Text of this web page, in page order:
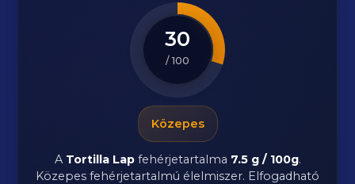
30
/ 100
Közepes
A Tortilla Lapfehérjetartalma 7.5 g / 100g.
Közepes fehérjetartalmú élelmiszer. Elfogadható